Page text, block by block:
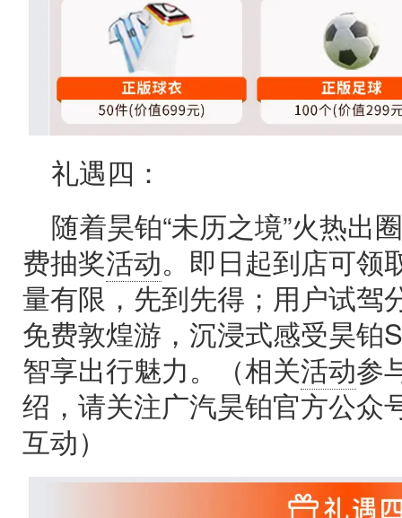
礼遇四：
随着昊铂“未历之境”火热出
费抽奖活动。即日起到店可领
量有限，先到先得；用户试驾
免费敦煌游，沉浸式感受昊铂
智享出行魅力。（相关活动参
绍，请关注广汽昊铂官方公众
互动）